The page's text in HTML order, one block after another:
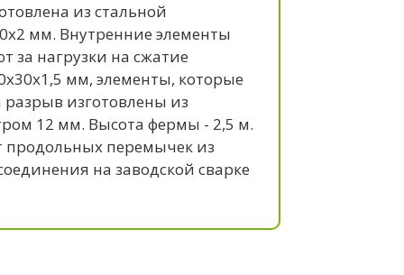
из стальной
мм. Внутренние элементы
за нагрузки на сжатие
мм, элементы, которые
разрыв изготовлены из
12 мм. Высота фермы - 2,5 м.
продольных перемычек из
на заводской сварке